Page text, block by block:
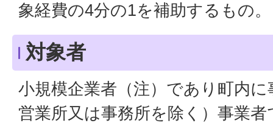
象経費の4分の1を補助するもの。
対象者
小規模企業者（注）であり町内
営業所又は事務所を除く）事業